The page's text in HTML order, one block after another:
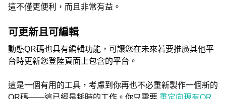
這不僅更便利，而且非常有益。
可更新且可編輯
動態QR碼也具有編輯功能，可讓您在未來若要推廣其他平
台時更新您登陸頁面上包含的平台。
這是一個有用的工具，考慮到你再也不必重新製作一個新的
QR碼——這已經是耗時的工作。你只需要 重定向現有QR